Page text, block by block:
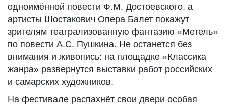
одноимённой повести Ф.М. Достоевского, а
артисты Шостакович Опера Балет покажут
зрителям театрализованную фантазию «Метель»
по повести А.С. Пушкина. Не останется без
внимания и живопись: на площадке «Классика
жанра» развернутся выставки работ российских
и самарских художников.
На фестивале распахнёт свои двери особая